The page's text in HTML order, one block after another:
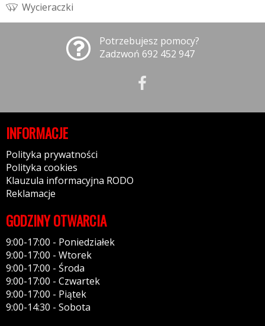
Wycieraczki
Potrzebujesz pomocy?
Zadzwoń 692 452 947
INFORMACJE
Polityka prywatności
Polityka cookies
Klauzula informacyjna RODO
Reklamacje
GODZINY OTWARCIA
9:00-17:00 - Poniedziałek
9:00-17:00 - Wtorek
9:00-17:00 - Środa
9:00-17:00 - Czwartek
9:00-17:00 - Piątek
9:00-14:30 - Sobota